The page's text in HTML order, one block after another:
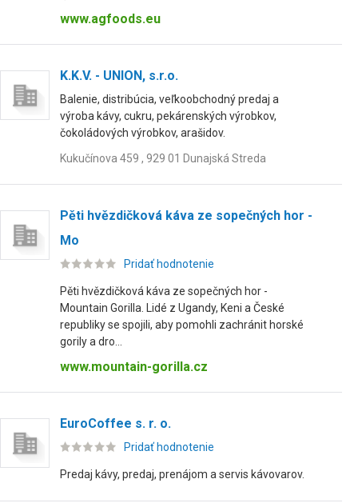
www.agfoods.eu
K.K.V. - UNION, s.r.o.
Balenie, distribúcia, veľkoobchodný predaj a
výroba kávy, cukru, pekárenských výrobkov,
čokoládových výrobkov, arašidov.
Kukučínova 459 , 929 01 Dunajská Streda
Pěti hvězdičková káva ze sopečných hor -
Mo
Pridať hodnotenie
Pěti hvězdičková káva ze sopečných hor -
Mountain Gorilla. Lidé z Ugandy, Keni a České
republiky se spojili, aby pomohli zachránit horské
gorily a dro...
www.mountain-gorilla.cz
EuroCoffee s. r. o.
Pridať hodnotenie
Predaj kávy, predaj, prenájom a servis kávovarov.